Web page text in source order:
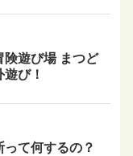
険遊び場 まつど
び！
て何するの？